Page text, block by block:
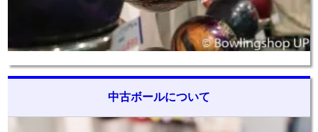
中古ボールについて